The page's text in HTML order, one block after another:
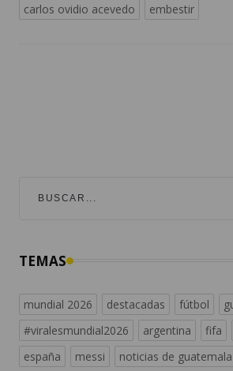
carlos ovidio acevedo
embestir
mundial 2026
españa
messi noticias de guatemala